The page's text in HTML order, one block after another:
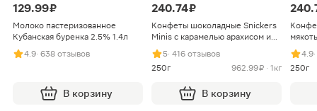
129.99 ₽
Молоко пастеризованное
Кубанская буренка 2.5% 1.4л
4.9· 638 отзывов
В корзину
240.74 ₽
Конфеты шоколадные Snickers
Minis с карамелью арахисом и
нугой
5· 416 отзывов
250г
962.99 ₽ · 1кг
В корзину
4.9
250г